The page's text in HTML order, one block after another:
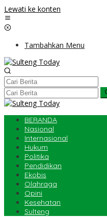
Lewati ke konten
Tambahkan Menu
BERANDA
Nasional
Internasional
Hukum
Politika
Pendidikan
Ekobis
Olahraga
Opini
Kesehatan
Sulteng